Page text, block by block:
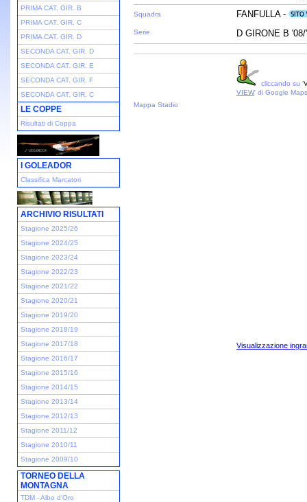
PRIMA CAT. GIR. B
PRIMA CAT. GIR. C
PRIMA CAT. GIR. D
SECONDA CAT. GIR. D
SECONDA CAT. GIR. E
SECONDA CAT. GIR. F
SECONDA CAT. GIR. C
LE COPPE
Risultati di Coppa
I GOLEADOR
Classifica Marcatori
ARCHIVIO RISULTATI
Stagione 2025/26
Stagione 2024/25
Stagione 2023/24
Stagione 2022/23
Stagione 2021/22
Stagione 2020/21
Stagione 2019/20
Stagione 2018/19
Stagione 2017/18
Stagione 2016/17
Stagione 2015/16
Stagione 2014/15
Stagione 2013/14
Stagione 2012/13
Stagione 2011/12
Stagione 2010/11
Stagione 2009/10
TORNEO DELLA
MONTAGNA
TDM - Albo d'Oro
Squadra
Serie
FANFULLA -
D GIRONE B '08/
cliccando su '
VIEW' di Google Maps
Mappa Stadio
Visualizzazione